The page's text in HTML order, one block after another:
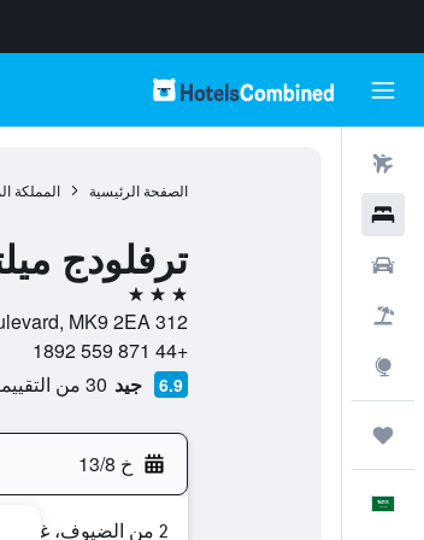
الصفحة الرئيسية المملكة
ترفلودج
3 نجوم
312 Midsummer Boulevard, MK9 2EA, ميلتون كينز, إنجلترا, المملكة المتحدة
+44 871 559 1892
6.9 جيد 30 من التقييمات تم التحقق منها
خ 13/8
2 من الضيوف، غرفة واحدة